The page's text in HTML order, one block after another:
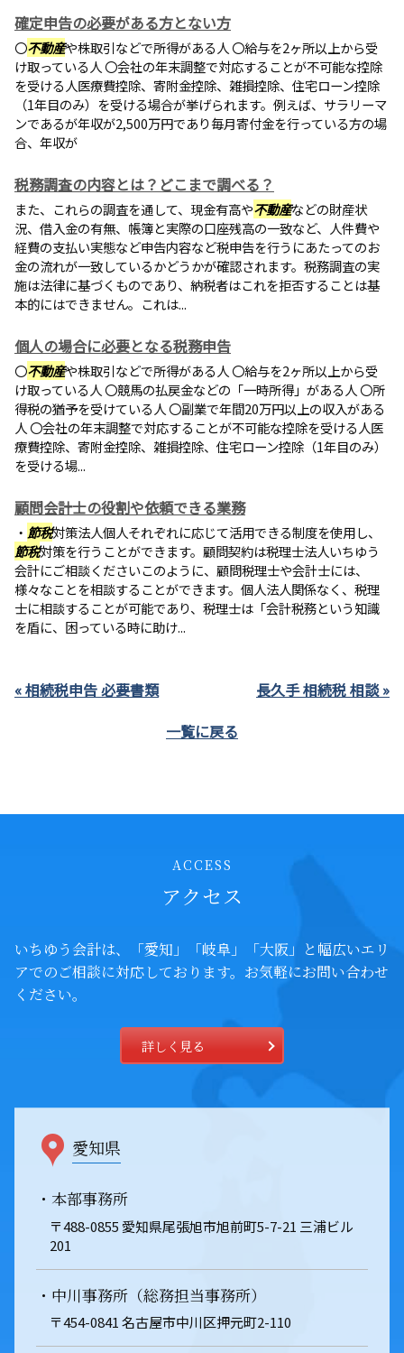
確定申告の必要がある方とない方
〇不動産や株取引などで所得がある人 〇給与を2ヶ所以上から受
け取っている人 〇会社の年末調整で対応することが不可能な控除
を受ける人医療費控除、寄附金控除、雑損控除、住宅ローン控除
（1年目のみ）を受ける場合が挙げられます。例えば、サラリーマ
ンであるが年収が2,500万円であり毎月寄付金を行っている方の場
合、年収が
税務調査の内容とは？どこまで調べる？
また、これらの調査を通して、現金有高や不動産などの財産状
況、借入金の有無、帳簿と実際の口座残高の一致など、人件費や
経費の支払い実態など申告内容など税申告を行うにあたってのお
金の流れが一致しているかどうかが確認されます。税務調査の実
施は法律に基づくものであり、納税者はこれを拒否することは基
本的にはできません。これは...
個人の場合に必要となる税務申告
〇不動産や株取引などで所得がある人 〇給与を2ヶ所以上から受
け取っている人 〇競馬の払戻金などの「一時所得」がある人 〇所
得税の猶予を受けている人 〇副業で年間20万円以上の収入がある
人 〇会社の年末調整で対応することが不可能な控除を受ける人医
療費控除、寄附金控除、雑損控除、住宅ローン控除（1年目のみ）
を受ける場...
顧問会計士の役割や依頼できる業務
・ 節税対策法人個人それぞれに応じて活用できる制度を使用し、
節税対策を行うことができます。顧問契約は税理士法人いちゆう
会計にご相談くださいこのように、顧問税理士や会計士には、
様々なことを相談することができます。個人法人関係なく、税理
士に相談することが可能であり、税理士は「会計税務という知識
を盾に、困っている時に助け...
« 相続税申告 必要書類
長久手 相続税 相談 »
一覧に戻る
ACCESS
アクセス
いちゆう会計は、「愛知」「岐阜」「大阪」と幅広いエリ
アでのご相談に対応しております。お気軽にお問い合わせ
ください。
詳しく見る
愛知県
・本部事務所
〒488-0855 愛知県尾張旭市旭前町5-7-21 三浦ビル
201
・中川事務所（総務担当事務所）
〒454-0841 名古屋市中川区押元町2-110